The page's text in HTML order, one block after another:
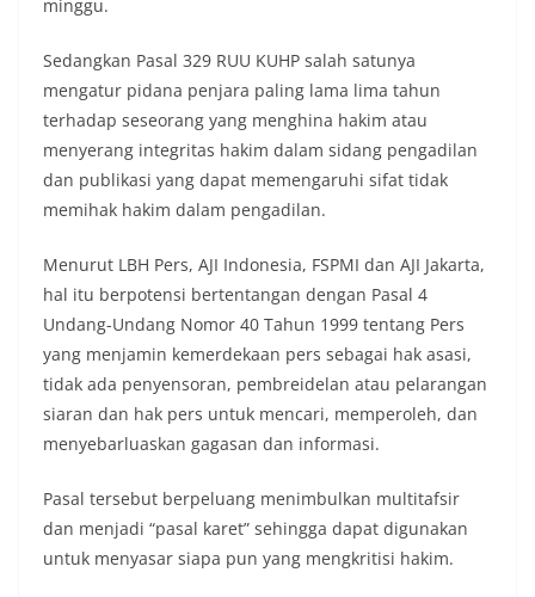
minggu.
Sedangkan Pasal 329 RUU KUHP salah satunya
mengatur pidana penjara paling lama lima tahun
terhadap seseorang yang menghina hakim atau
menyerang integritas hakim dalam sidang pengadilan
dan publikasi yang dapat memengaruhi sifat tidak
memihak hakim dalam pengadilan.
Menurut LBH Pers, AJI Indonesia, FSPMI dan AJI Jakarta,
hal itu berpotensi bertentangan dengan Pasal 4
Undang-Undang Nomor 40 Tahun 1999 tentang Pers
yang menjamin kemerdekaan pers sebagai hak asasi,
tidak ada penyensoran, pembreidelan atau pelarangan
siaran dan hak pers untuk mencari, memperoleh, dan
menyebarluaskan gagasan dan informasi.
Pasal tersebut berpeluang menimbulkan multitafsir
dan menjadi “pasal karet” sehingga dapat digunakan
untuk menyasar siapa pun yang mengkritisi hakim.